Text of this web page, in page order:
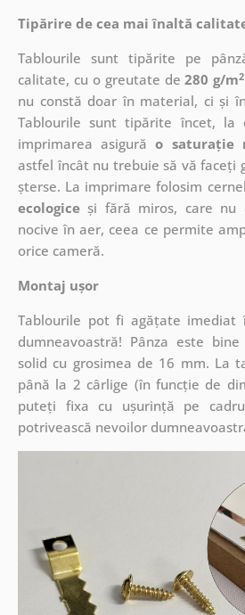
Tipărire de cea mai înaltă
Tablourile sunt tipărite pe
calitate, cu o greutate de280 g/m2
nu constă doar în material, ci și
Tablourile sunt tipărite încet,
imprimarea asigurăo saturație
astfel încât nu trebuie să vă faceți
șterse. La imprimare folosim
ecologiceși fără miros, care nu
nocive în aer, ceea ce permite
orice cameră.
Montaj ușor
Tablourile pot fi agățate imediat
dumneavoastră! Pânza este
solid cu grosimea de 16 mm. La
până la 2 cârlige (în funcție de
puteți fixa cu ușurință pe
potrivească nevoilor